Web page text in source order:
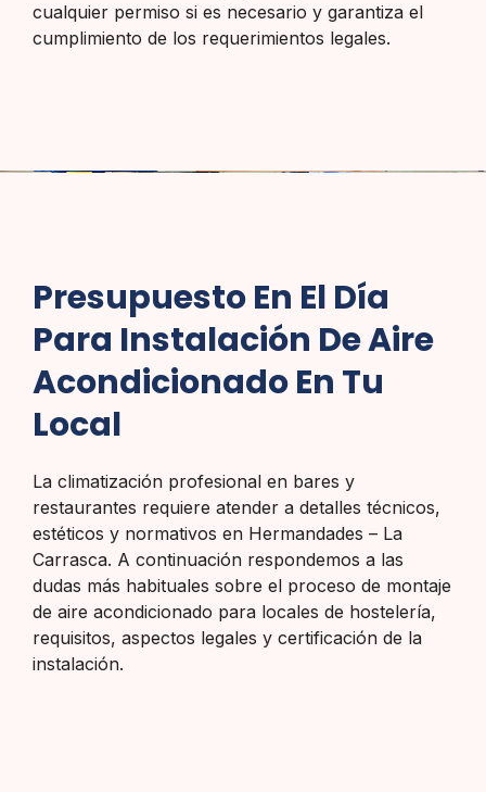
cualquier permiso si es necesario y garantiza el
cumplimiento de los requerimientos legales.
Presupuesto En El Día
Para Instalación De Aire
Acondicionado En Tu
Local
La climatización profesional en bares y
restaurantes requiere atender a detalles técnicos,
estéticos y normativos en Hermandades – La
Carrasca. A continuación respondemos a las
dudas más habituales sobre el proceso de montaje
de aire acondicionado para locales de hostelería,
requisitos, aspectos legales y certificación de la
instalación.